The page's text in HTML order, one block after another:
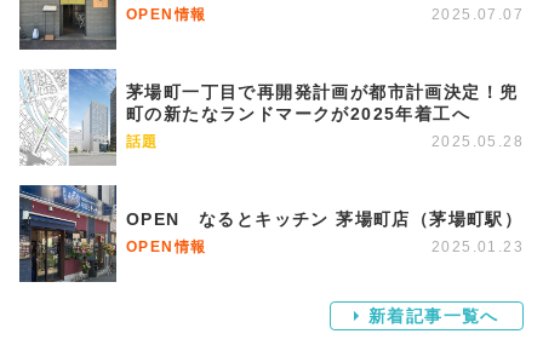
OPEN情報 2025.07.07
茅場町一丁目で再開発計画が都市計画決定！兜
町の新たなランドマークが2025年着工へ
話題 2025.05.28
OPEN なるとキッチン 茅場町店（茅場町駅）
OPEN情報 2025.01.23
新着記事一覧へ